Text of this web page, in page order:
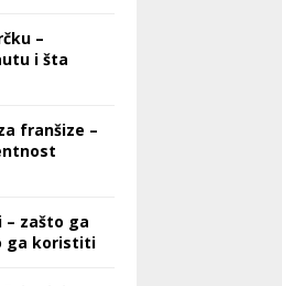
–
i šta
franšize –
– zašto ga
ga koristiti